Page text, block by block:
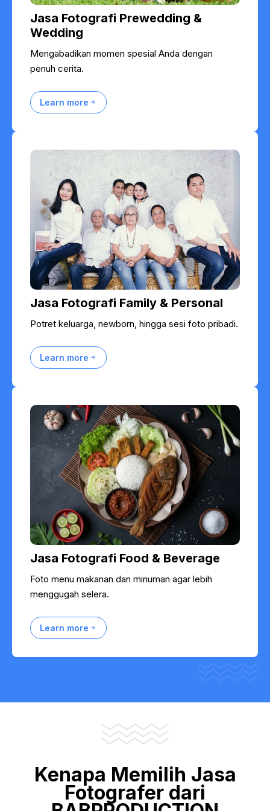
Jasa Fotografi Prewedding &
Wedding
Mengabadikan momen spesial Anda dengan
penuh cerita.
Learn more
Jasa Fotografi Family & Personal
Potret keluarga, newborn, hingga sesi foto pribadi.
Learn more
Jasa Fotografi Food & Beverage
Foto menu makanan dan minuman agar lebih
menggugah selera.
Learn more
Kenapa Memilih Jasa
Fotografer dari